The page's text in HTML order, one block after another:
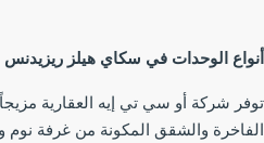
الوحدات في سكاي ھیلز ریزیدنس
شركة أو سي تي إیه العقارية مزيجاً
والشقق المكونة من غرفة نوم